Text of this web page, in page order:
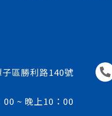
子區勝利路140號
00 ~ 晚上10：00